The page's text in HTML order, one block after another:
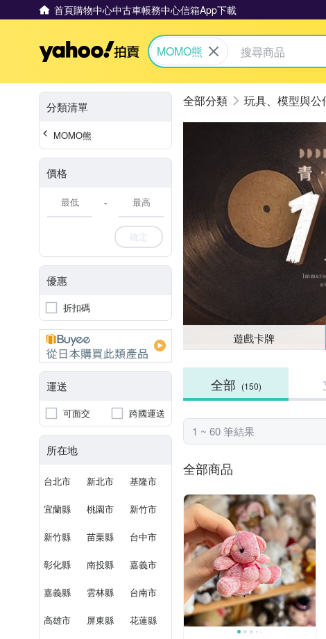
首頁購物中心中古車帳務中心信箱App下載
Yahoo拍賣
MOMO熊
分類清單
MOMO熊
價格
-
確定
優惠
折扣碼
運送
可面交 跨國運送
所在地
台北市 新北市 基隆市
宜蘭縣 桃園市 新竹市
新竹縣 苗栗縣 台中市
彰化縣 南投縣 嘉義市
嘉義縣 雲林縣 台南市
高雄市 屏東縣 花蓮縣
玩具、模型與公
遊戲卡牌
全部 (150)
1 ~ 60 筆結果
全部商品